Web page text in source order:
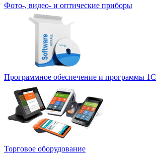
Фото-, видео- и оптические приборы
Программное обеспечение и программы 1С
Торговое оборудование